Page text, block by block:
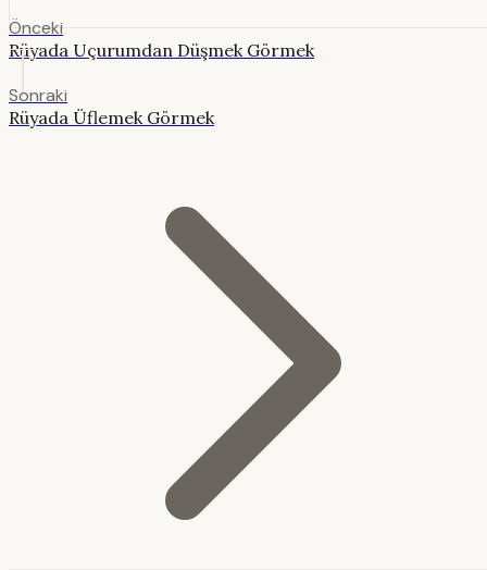
Önceki
Rüyada Uçurumdan Düşmek Görmek
Sonraki
Rüyada Üflemek Görmek